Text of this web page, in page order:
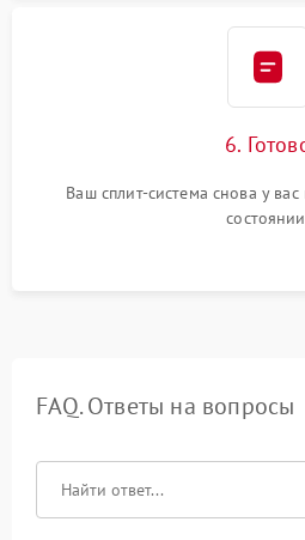
6.
Ваш сплит-система снова у
FAQ. Ответы на вопросы